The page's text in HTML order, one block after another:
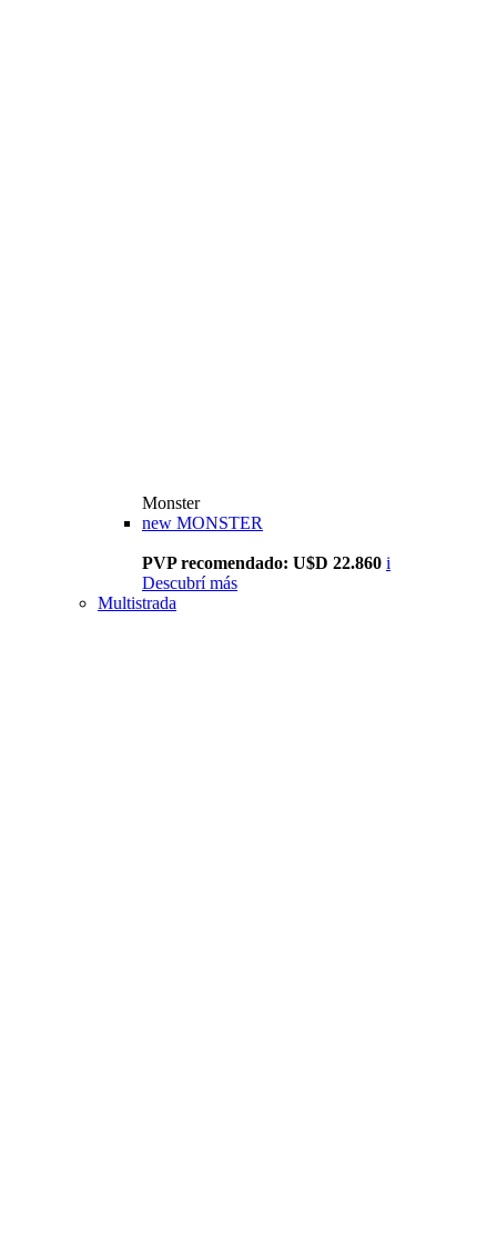
Monster
new MONSTER
PVP recomendado: U$D 22.860 i
Descubrí más
Multistrada